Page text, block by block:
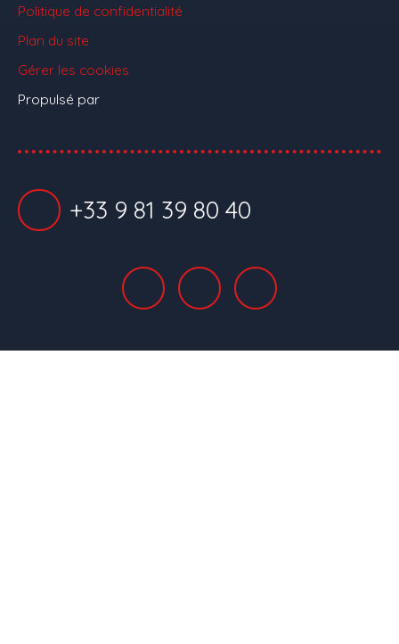
Politique de confidentialité
Plan du site
Gérer les cookies
Propulsé par
+33 9 81 39 80 40